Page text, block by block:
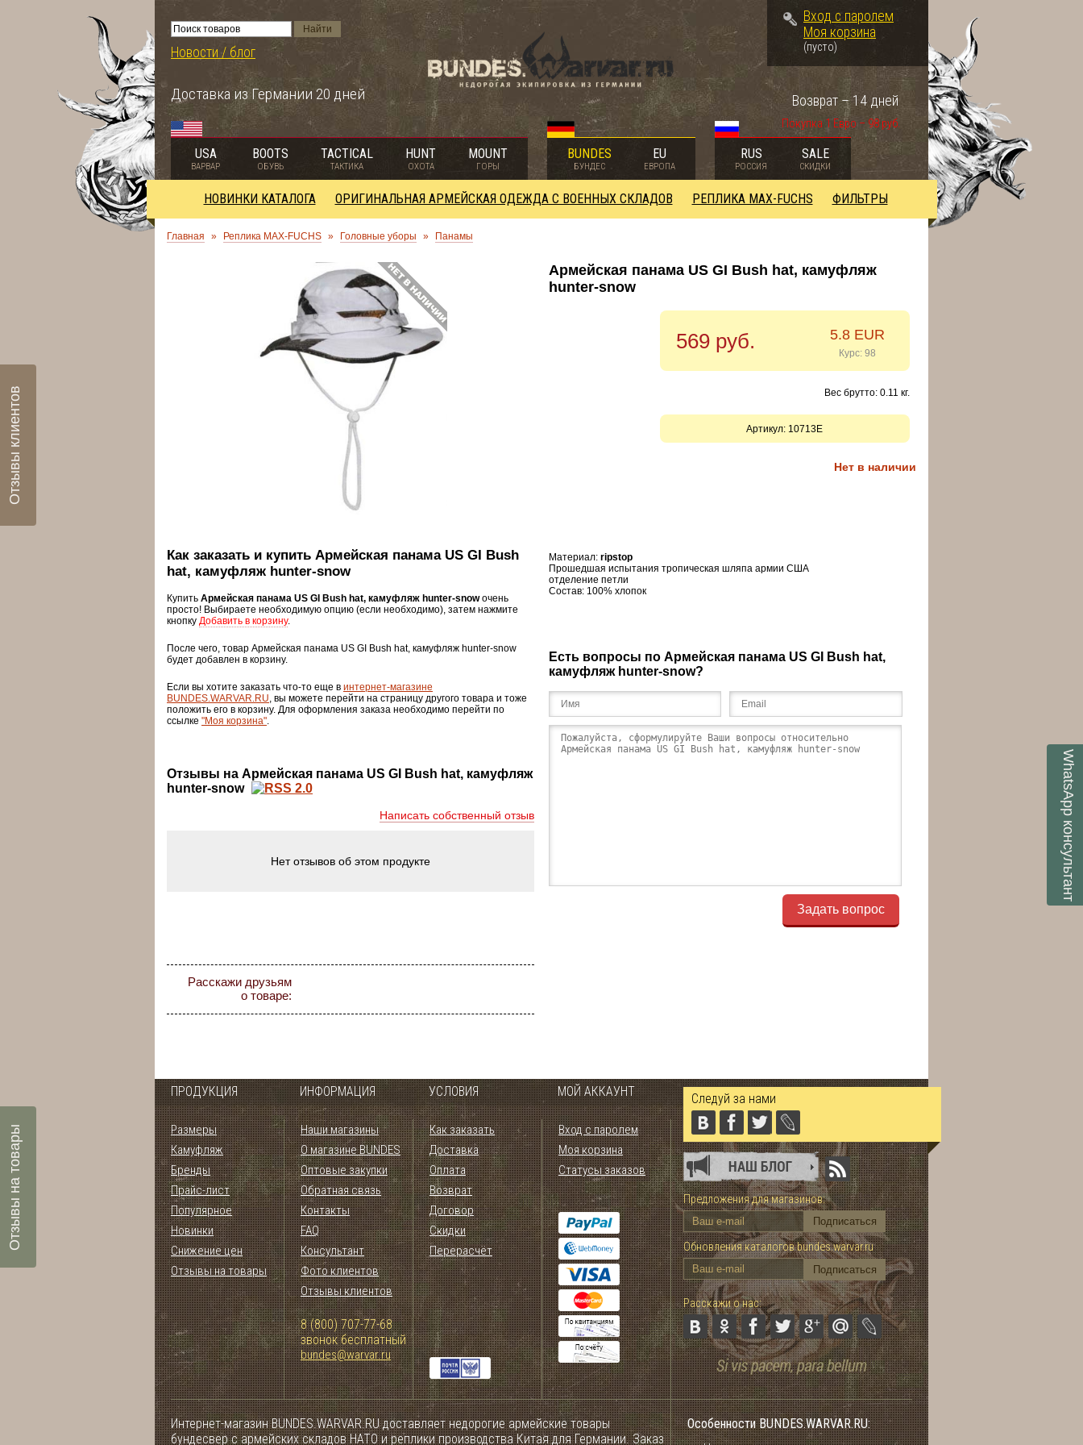
Новости / блог
Доставка из Германии 20 дней
Вход с паролем
Моя корзина
(пусто)
Покупка 1 Евро – 98 руб.
Возврат – 14 дней
USA
ВАРВАР
BOOTS
ОБУВЬ
TACTICAL
ТАКТИКА
HUNT
ОХОТА
MOUNT
ГОРЫ
BUNDES
БУНДЕС
EU
ЕВРОПА
RUS
РОССИЯ
SALE
СКИДКИ
НОВИНКИ КАТАЛОГА ОРИГИНАЛЬНАЯ АРМЕЙСКАЯ ОДЕЖДА С ВОЕННЫХ СКЛАДОВ РЕПЛИКА MAX-FUCHS ФИЛЬТРЫ
Главная » Реплика MAX-FUCHS » Головные уборы » Панамы
Как заказать и купить Армейская панама US GI Bush
hat, камуфляж hunter-snow
Купить Армейская панама US GI Bush hat, камуфляж hunter-snowочень
просто! Выбираете необходимую опцию (если необходимо), затем нажмите
кнопку Добавить в корзину.
После чего, товар Армейская панама US GI Bush hat, камуфляж hunter-snow
будет добавлен в корзину.
Если вы хотите заказать что-то еще в интернет-магазине
BUNDES.WARVAR.RU, вы можете перейти на страницу другого товара и тоже
положить его в корзину. Для оформления заказа необходимо перейти по
ссылке "Моя корзина".
Отзывы на Армейская панама US GI Bush hat, камуфляж
hunter-snow
Написать собственный отзыв
Нет отзывов об этом продукте
Расскажи друзьям
о товаре:
Армейская панама US GI Bush hat, камуфляж
hunter-snow
569 руб. 5.8 EUR
Курс: 98
Вес брутто: 0.11 кг.
Артикул: 10713E
Нет в наличии
Материал:ripstop
Прошедшая испытаниятропическая шляпа армии США
отделение петли
Состав: 100% хлопок
Есть вопросы по Армейская панама US GI Bush hat,
камуфляж hunter-snow?
Задать вопрос
ПРОДУКЦИЯ ИНФОРМАЦИЯ УСЛОВИЯ МОЙ АККАУНТ
Размеры
Камуфляж
Бренды
Прайс-лист
Популярное
Новинки
Снижение цен
Отзывы на товары
Наши магазины
О магазине BUNDES
Оптовые закупки
Обратная связь
Контакты
FAQ
Консультант
Фото клиентов
Отзывы клиентов
8 (800) 707-77-68
звонок бесплатный
bundes@warvar.ru
Как заказать
Доставка
Оплата
Возврат
Договор
Скидки
Перерасчёт
Вход с паролем
Моя корзина
Статусы заказов
Следуй за нами
Предложения для магазинов:
Обновления каталогов bundes.warvar.ru
Расскажи о нас:
Интернет-магазин BUNDES.WARVAR.RU доставляет недорогие армейские товары
бундесвер с армейских складов НАТО и реплики производства Китая для Германии. Заказ
Особенности BUNDES.WARVAR.RU:
WhatsApp
консультант
Отзывы клиентов
Отзывы на товары